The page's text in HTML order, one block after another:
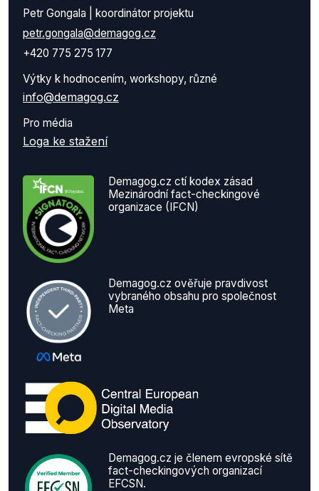
Petr Gongala | koordinátor projektu
petr.gongala@demagog.cz
+420 775 275 177
Výtky k hodnocením, workshopy, různé
info@demagog.cz
Pro média
Loga ke stažení
Demagog.cz ctí kodex zásad
Mezinárodní fact-checkingové
organizace (IFCN)
Demagog.cz ověřuje pravdivost
vybraného obsahu pro společnost
Meta
Demagog.cz je členem evropské sítě
fact-checkingových organizací
EFCSN.